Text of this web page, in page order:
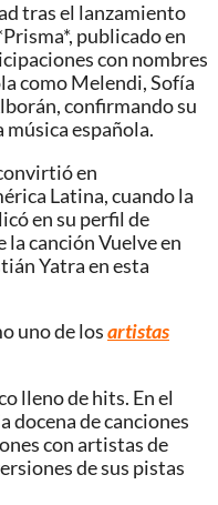
tras el lanzamiento
publicado en
con nombres
como Melendi, Sofía
confirmando su
española.
en
Latina, cuando la
en su perfil de
canción Vuelve en
Yatra en esta
uno de losartistas
lleno de hits. En el
docena de canciones
con artistas de
de sus pistas